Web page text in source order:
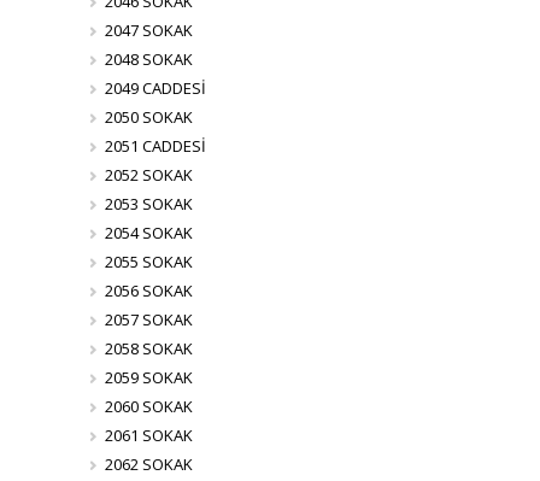
2047 SOKAK
2048 SOKAK
2049 CADDESİ
2050 SOKAK
2051 CADDESİ
2052 SOKAK
2053 SOKAK
2054 SOKAK
2055 SOKAK
2056 SOKAK
2057 SOKAK
2058 SOKAK
2059 SOKAK
2060 SOKAK
2061 SOKAK
2062 SOKAK